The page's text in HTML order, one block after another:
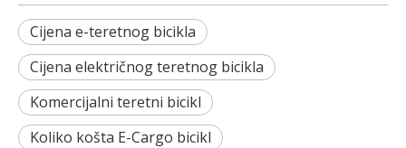
Cijena e-teretnog bicikla
Cijena električnog teretnog bicikla
Komercijalni teretni bicikl
Koliko košta E-Cargo bicikl